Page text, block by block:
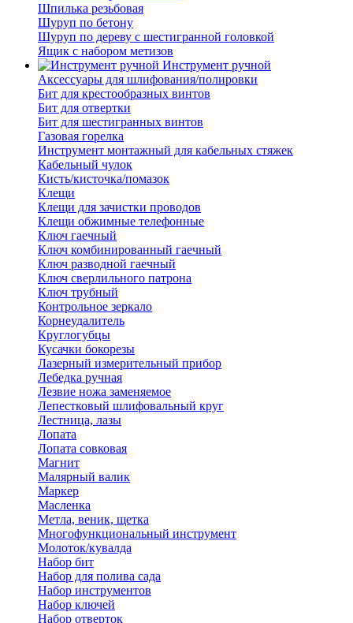
Шпилька резьбовая
Шуруп по бетону
Шуруп по дереву с шестигранной головкой
Ящик с набором метизов
Инструмент ручной
Аксессуары для шлифования/полировки
Бит для крестообразных винтов
Бит для отвертки
Бит для шестигранных винтов
Газовая горелка
Инструмент монтажный для кабельных стяжек
Кабельный чулок
Кисть/кисточка/помазок
Клещи
Клещи для зачистки проводов
Клещи обжимные телефонные
Ключ гаечный
Ключ комбинированный гаечный
Ключ разводной гаечный
Ключ сверлильного патрона
Ключ трубный
Контрольное зеркало
Корнеудалитель
Круглогубцы
Кусачки бокорезы
Лазерный измерительный прибор
Лебедка ручная
Лезвие ножа заменяемое
Лепестковый шлифовальный круг
Лестница, лазы
Лопата
Лопата совковая
Магнит
Малярный валик
Маркер
Масленка
Метла, веник, щетка
Многофункциональный инструмент
Молоток/кувалда
Набор бит
Набор для полива сада
Набор инструментов
Набор ключей
Набор отверток